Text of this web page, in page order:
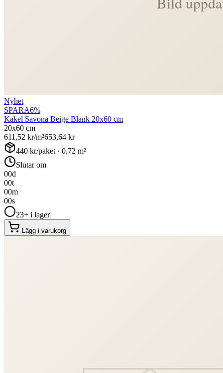
Nyhet
SPARA6%
Kakel Savona Beige Blank 20x60 cm
20x60 cm
611,52 kr/m²653,64 kr
440 kr/paket · 0,72 m²
Slutar om
00d
00t
00m
00s
23+ i lager
Lägg i varukorg